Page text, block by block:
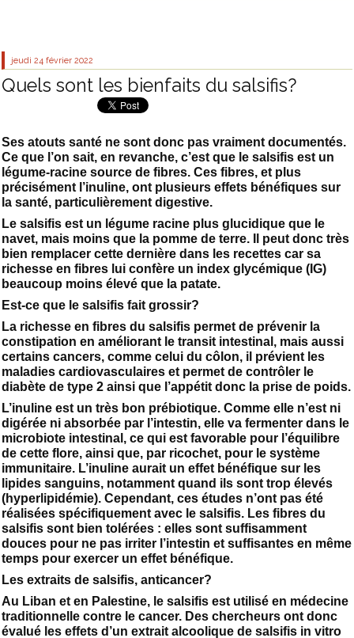
jeudi 24 février 2022
Quels sont les bienfaits du salsifis?
Ses atouts santé ne sont donc pas vraiment documentés.
Ce que l’on sait, en revanche, c’est que le salsifis est un
légume-racine source de fibres. Ces fibres, et plus
précisément l’inuline, ont plusieurs effets bénéfiques sur
la santé, particulièrement digestive.
Le salsifis est un légume racine plus glucidique que le
navet, mais moins que la pomme de terre. Il peut donc très
bien remplacer cette dernière dans les recettes car sa
richesse en fibres lui confère un index glycémique (IG)
beaucoup moins élevé que la patate.
Est-ce que le salsifis fait grossir?
La richesse en fibres du salsifis permet de prévenir la
constipation en améliorant le transit intestinal, mais aussi
certains cancers, comme celui du côlon, il prévient les
maladies cardiovasculaires et permet de contrôler le
diabète de type 2 ainsi que l’appétit donc la prise de poids.
L’inuline est un très bon prébiotique. Comme elle n’est ni
digérée ni absorbée par l’intestin, elle va fermenter dans le
microbiote intestinal, ce qui est favorable pour l’équilibre
de cette flore, ainsi que, par ricochet, pour le système
immunitaire. L’inuline aurait un effet bénéfique sur les
lipides sanguins, notamment quand ils sont trop élevés
(hyperlipidémie). Cependant, ces études n’ont pas été
réalisées spécifiquement avec le salsifis. Les fibres du
salsifis sont bien tolérées : elles sont suffisamment
douces pour ne pas irriter l’intestin et suffisantes en même
temps pour exercer un effet bénéfique.
Les extraits de salsifis, anticancer?
Au Liban et en Palestine, le salsifis est utilisé en médecine
traditionnelle contre le cancer. Des chercheurs ont donc
évalué les effets d’un extrait alcoolique de salsifis in vitro